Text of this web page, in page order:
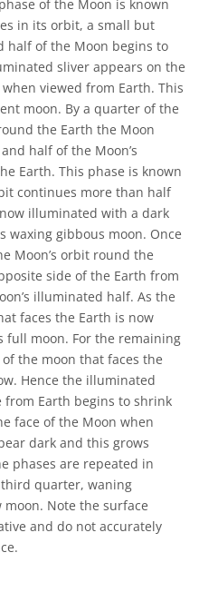
of the Moon is known
in its orbit, a small but
half of the Moon begins to
sliver appears on the
viewed from Earth. This
moon. By a quarter of the
the Earth the Moon
half of the Moon’s
Earth. This phase is known
continues more than half
illuminated with a dark
waxing gibbous moon. Once
Moon’s orbit round the
side of the Earth from
illuminated half. As the
faces the Earth is now
moon. For the remaining
the moon that faces the
Hence the illuminated
Earth begins to shrink
face of the Moon when
dark and this grows
phases are repeated in
quarter, waning
Note the surface
and do not accurately